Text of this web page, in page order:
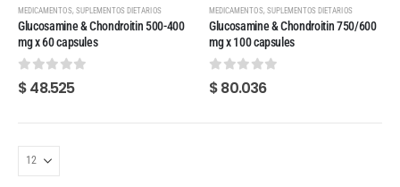
MEDICAMENTOS,SUPLEMENTOS DIETARIOS
Glucosamine & Chondroitin 500-400
mg x 60 capsules
0 out of 5
$48.525
MEDICAMENTOS,SUPLEMENTOS DIETARIOS
Glucosamine & Chondroitin 750/600
mg x 100 capsules
0 out of 5
$80.036